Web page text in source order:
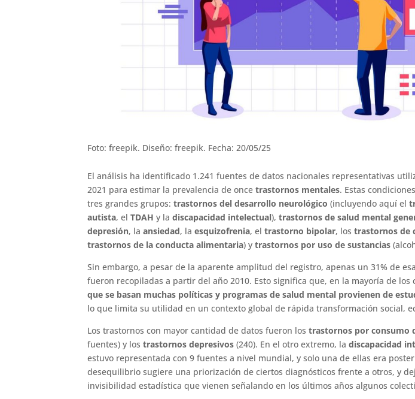
Foto: freepik. Diseño: freepik. Fecha: 20/05/25
El análisis ha identificado 1.241 fuentes de datos nacionales representativas
2021 para estimar la prevalencia de oncetrastornos mentales. Estas
tres grandes grupos:trastornos del desarrollo neurológico (incluyendo aquí el
autista, elTDAH y ladiscapacidad intelectual),trastornos de salud mental
depresión, laansiedad, laesquizofrenia, eltrastorno bipolar, lostrastornos de
trastornos de la conducta alimentaria) ytrastornos por uso de sustancias
Sin embargo, a pesar de la aparente amplitud del registro, apenas un 31% de
fueron recopiladas a partir del año 2010. Esto significa que, en la mayoría de los
que se basan muchas políticas y programas de salud mental provienen de
lo que limita su utilidad en un contexto global de rápida transformación social,
Los trastornos con mayor cantidad de datos fueron lostrastornos por consumo
fuentes) y lostrastornos depresivos (240). En el otro extremo, ladiscapacidad
estuvo representada con 9 fuentes a nivel mundial, y solo una de ellas era
desequilibrio sugiere una priorización de ciertos diagnósticos frente a otros, y
invisibilidad estadística que vienen señalando en los últimos años algunos